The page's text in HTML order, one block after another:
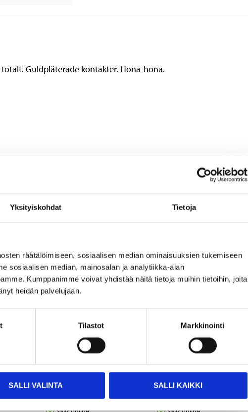
Yksityiskohdat Tietoja
räätälöimiseen, sosiaalisen median ominaisuuksien tukemiseen
sosiaalisen median, mainosalan ja analytiikka-alan
Kumppanimme voivat yhdistää näitä tietoja muihin tietoihin, joita
heidän palvelujaan.
Tilastot Markkinointi
SALLI VALINTA SALLI KAIKKI
Guldpläterade kontakter. Hona-hona.
m
795
HDMI-switch 3-vägs
84-7850
1495
HDMI-kabel 8K, 5 m
84-8753